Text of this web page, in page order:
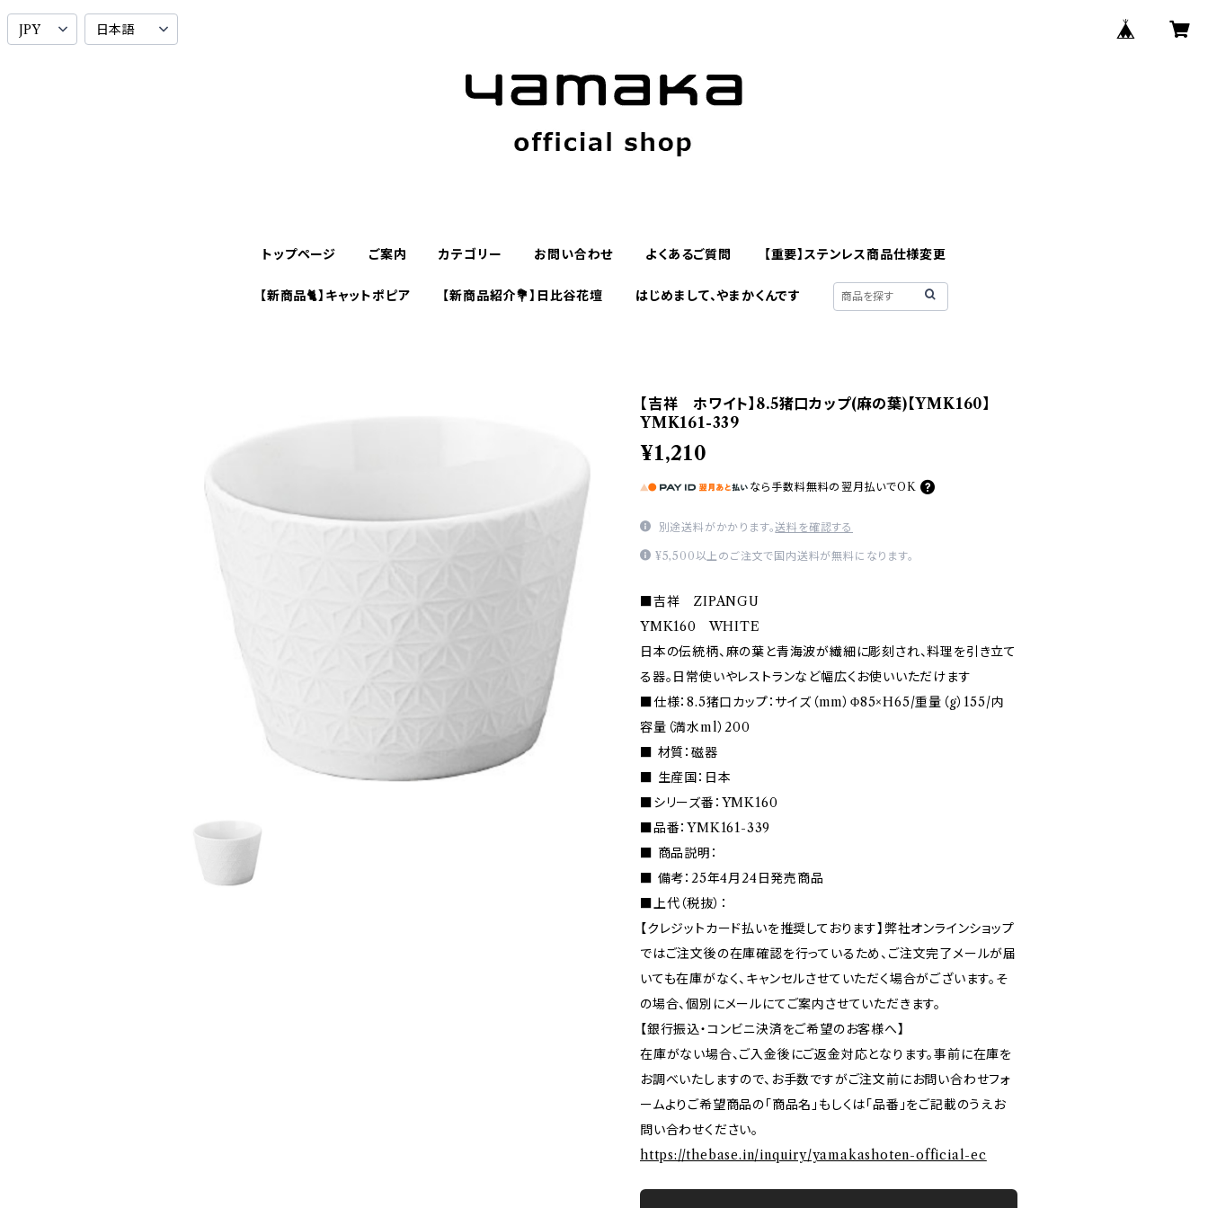
トップページ ご案内 カテゴリー お問い合わせ よくあるご質問 【重要】ステンレス商品仕様変更
【新商品🐈】キャットポピア 【新商品紹介💐】日比谷花壇 はじめまして、やまかくんです
【吉祥 ホワイト】8.5猪口カップ(麻の葉)【YMK160】
YMK161-339
¥1,210
なら 手数料無料の 翌月払いでOK
別途送料がかかります。送料を確認する
¥5,500以上のご注文で国内送料が無料になります。
■吉祥 ZIPANGU
YMK160 WHITE
日本の伝統柄、麻の葉と青海波が繊細に彫刻され、料理を引き立て
る器。日常使いやレストランなど幅広くお使いいただけます
■仕様：8.5猪口カップ：サイズ（mm）Φ85×H65/重量（g）155/内
容量（満水ml）200
■ 材質：磁器
■ 生産国：日本
■シリーズ番：YMK160
■品番：YMK161-339
■ 商品説明：
■ 備考：25年4月24日発売商品
■上代（税抜）：
【クレジットカード払いを推奨しております】弊社オンラインショップ
ではご注文後の在庫確認を行っているため、ご注文完了メールが届
いても在庫がなく、キャンセルさせていただく場合がございます。そ
の場合、個別にメールにてご案内させていただきます。
【銀行振込・コンビニ決済をご希望のお客様へ】
在庫がない場合、ご入金後にご返金対応となります。事前に在庫を
お調べいたしますので、お手数ですがご注文前にお問い合わせフォ
ームよりご希望商品の「商品名」もしくは「品番」をご記載のうえお
問い合わせください。
https://thebase.in/inquiry/yamakashoten-official-ec